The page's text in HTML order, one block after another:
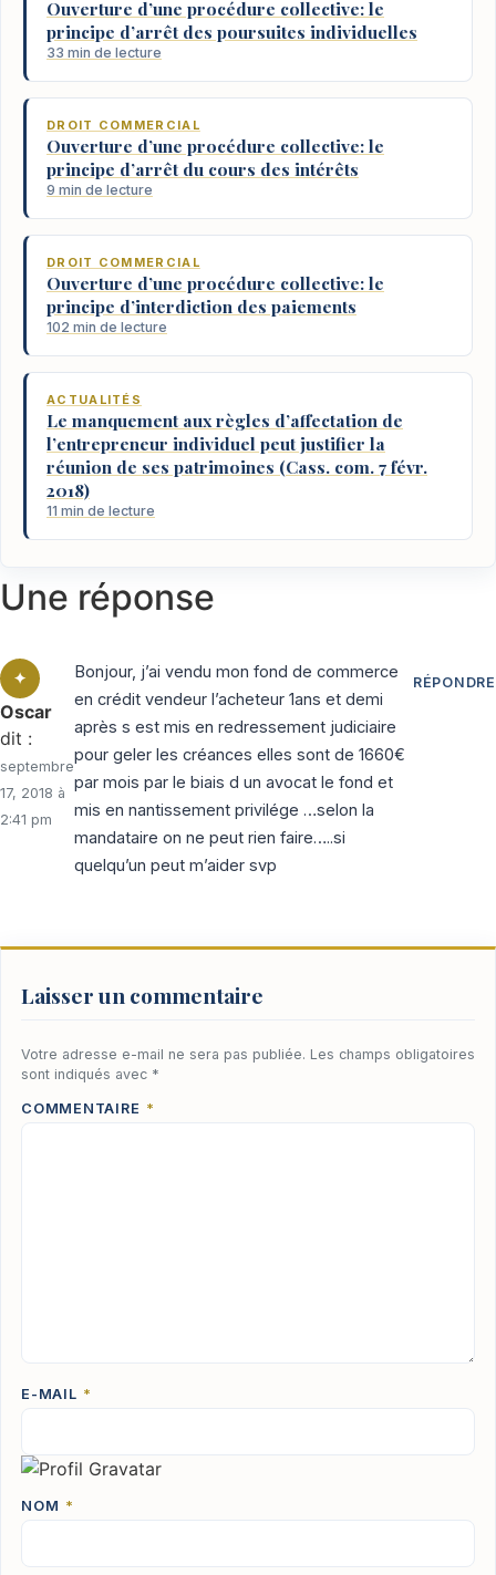
Ouverture d’une procédure collective: le
principe d’arrêt des poursuites individuelles
33 min de lecture
DROIT COMMERCIAL
Ouverture d’une procédure collective: le
principe d’arrêt du cours des intérêts
9 min de lecture
DROIT COMMERCIAL
Ouverture d’une procédure collective: le
principe d’interdiction des paiements
102 min de lecture
ACTUALITÉS
Le manquement aux règles d’affectation de
l’entrepreneur individuel peut justifier la
réunion de ses patrimoines (Cass. com. 7 févr.
2018)
11 min de lecture
Une réponse
Oscar
dit :
septembre
17, 2018 à
2:41 pm
Bonjour, j’ai vendu mon fond de commerce
en crédit vendeur l’acheteur 1ans et demi
après s est mis en redressement judiciaire
pour geler les créances elles sont de 1660€
par mois par le biais d un avocat le fond et
mis en nantissement privilége …selon la
mandataire on ne peut rien faire…..si
quelqu’un peut m’aider svp
RÉPONDRE
Laisser un commentaire
Votre adresse e-mail ne sera pas publiée. Les champs obligatoires
sont indiqués avec *
COMMENTAIRE *
E-MAIL *
NOM *